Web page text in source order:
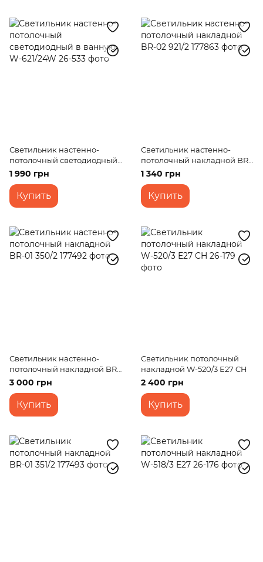
Светильник настенно-
потолочный светодиодный
в ванную W-621/24W
1 990 грн
Купить
Светильник настенно-
потолочный накладной BR-
02 921/2
1 340 грн
Купить
Светильник настенно-
потолочный накладной BR-
01 350/2
3 000 грн
Купить
Светильник потолочный
накладной W-520/3 Е27 CH
2 400 грн
Купить